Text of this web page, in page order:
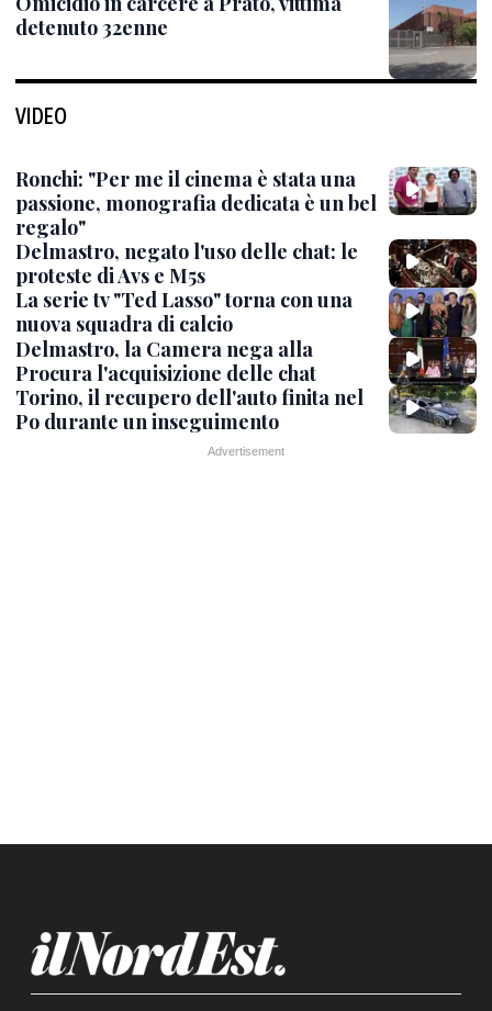
detenuto 32enne
VIDEO
Ronchi: "Per me il cinema è stata una
passione, monografia dedicata è un bel
regalo"
Delmastro, negato l'uso delle chat: le
proteste di Avs e M5s
La serie tv "Ted Lasso" torna con una
nuova squadra di calcio
Delmastro, la Camera nega alla
Procura l'acquisizione delle chat
Torino, il recupero dell'auto finita nel
Po durante un inseguimento